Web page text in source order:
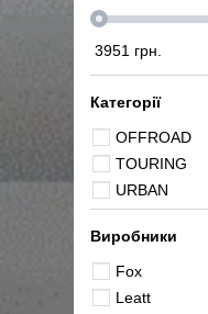
3951 грн.
Категорії
OFFROAD
TOURING
URBAN
Виробники
Fox
Leatt